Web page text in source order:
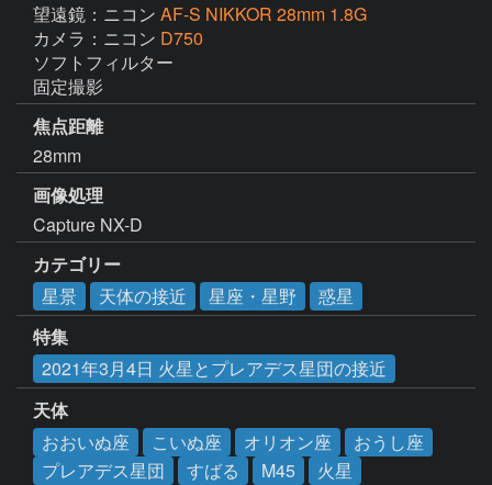
望遠鏡：ニコン AF-S NIKKOR 28mm 1.8G
カメラ：ニコン D750
ソフトフィルター
固定撮影
焦点距離
28mm
画像処理
Capture NX-D
カテゴリー
星景
天体の接近 星座・星野
惑星
特集
2021年3月4日 火星とプレアデス星団の接近
天体
おおいぬ座
こいぬ座 オリオン座
おうし座
プレアデス星団
すばる M45 火星